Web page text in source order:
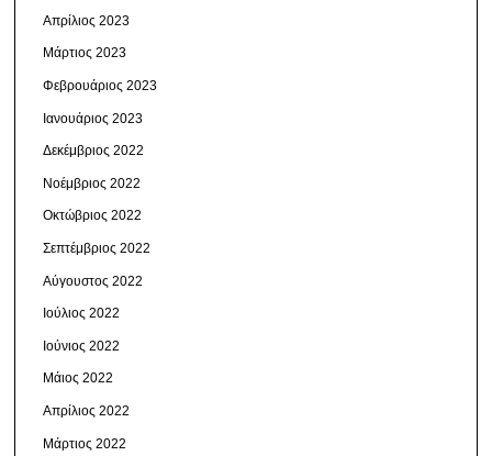
Απρίλιος 2023
Μάρτιος 2023
Φεβρουάριος 2023
Ιανουάριος 2023
Δεκέμβριος 2022
Νοέμβριος 2022
Οκτώβριος 2022
Σεπτέμβριος 2022
Αύγουστος 2022
Ιούλιος 2022
Ιούνιος 2022
Μάιος 2022
Απρίλιος 2022
Μάρτιος 2022